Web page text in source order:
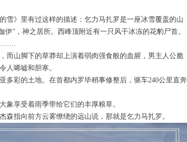
》里有过这样的描述：乞力马扎罗是一座冰雪覆盖的山
”，神之居所。西峰顶附近有一只风干冰冻的花豹尸首。
山脚下的草莽却上演着弱肉强食般的血腥，男主人公脆
人唏嘘和胆寒。
彩的土地。在首都内罗毕稍事修整后，驱车240公里直奔
享受着雨季带给它们的丰厚粮草。
指向前方云雾缭绕的远山说，那就是乞力马扎罗。